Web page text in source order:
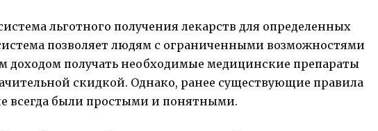
льготного получения лекарств для определенных
позволяет людям с ограниченными возможностями
доходом получать необходимые медицинские препараты
скидкой. Однако, ранее существующие правила
всегда были простыми и понятными.